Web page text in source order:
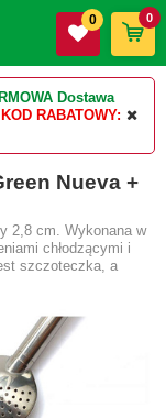
Dostawa
KOD RABATOWY:
0 0
Nueva +
2,8 cm. Wykonana w
chłodzącymi i
szczoteczka, a